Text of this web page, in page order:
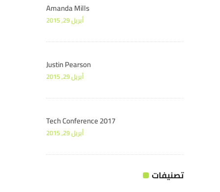
Amanda Mills
أبريل 29, 2015
Justin Pearson
أبريل 29, 2015
Tech Conference 2017
أبريل 29, 2015
تصنيفات